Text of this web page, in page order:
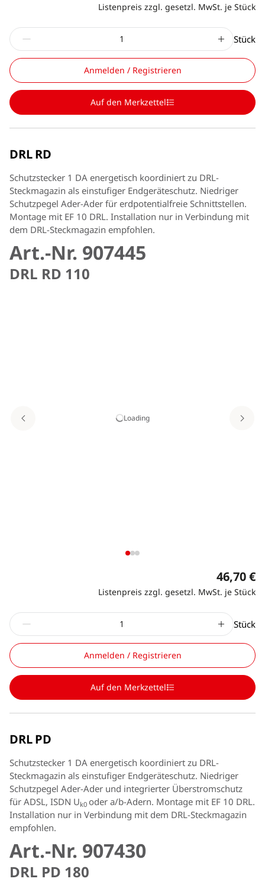
Listenpreis zzgl. gesetzl. MwSt. je Stück
Stück
Anmelden / Registrieren
Auf den Merkzettel
DRL RD
Schutzstecker 1 DA energetisch koordiniert zu DRL-
Steckmagazin als einstufiger Endgeräteschutz. Niedriger
Schutzpegel Ader-Ader für erdpotentialfreie Schnittstellen.
Montage mit EF 10 DRL. Installation nur in Verbindung mit
dem DRL-Steckmagazin empfohlen.
Art.-Nr. 907445
DRL RD 110
Loading
46,70 €
Listenpreis zzgl. gesetzl. MwSt. je Stück
Stück
Anmelden / Registrieren
Auf den Merkzettel
DRL PD
Schutzstecker 1 DA energetisch koordiniert zu DRL-
Steckmagazin als einstufiger Endgeräteschutz. Niedriger
Schutzpegel Ader-Ader und integrierter Überstromschutz
für ADSL, ISDN Uk0 oder a/b-Adern. Montage mit EF 10 DRL.
Installation nur in Verbindung mit dem DRL-Steckmagazin
empfohlen.
Art.-Nr. 907430
DRL PD 180